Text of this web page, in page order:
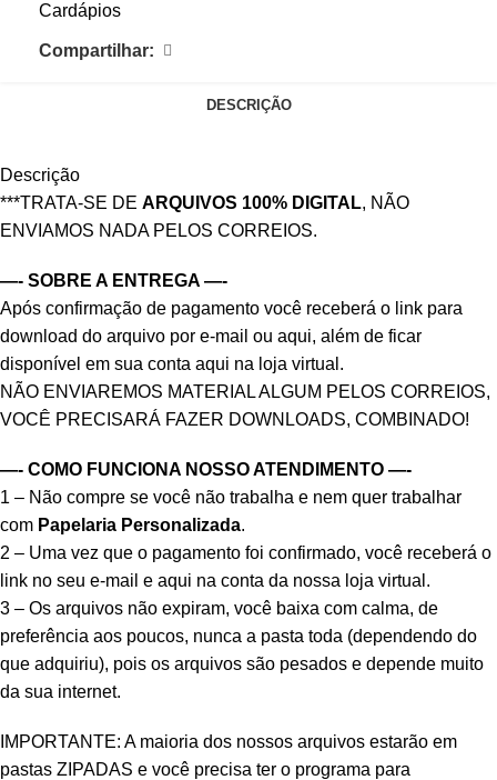
Cardápios
Compartilhar:
DESCRIÇÃO
Descrição
***TRATA-SE DE ARQUIVOS 100% DIGITAL, NÃO
ENVIAMOS NADA PELOS CORREIOS.
—- SOBRE A ENTREGA —-
Após confirmação de pagamento você receberá o link para
download do arquivo por e-mail ou aqui, além de ficar
disponível em sua conta aqui na loja virtual.
NÃO ENVIAREMOS MATERIAL ALGUM PELOS CORREIOS,
VOCÊ PRECISARÁ FAZER DOWNLOADS, COMBINADO!
—- COMO FUNCIONA NOSSO ATENDIMENTO —-
1 – Não compre se você não trabalha e nem quer trabalhar
com Papelaria Personalizada.
2 – Uma vez que o pagamento foi confirmado, você receberá o
link no seu e-mail e aqui na conta da nossa loja virtual.
3 – Os arquivos não expiram, você baixa com calma, de
preferência aos poucos, nunca a pasta toda (dependendo do
que adquiriu), pois os arquivos são pesados e depende muito
da sua internet.
IMPORTANTE: A maioria dos nossos arquivos estarão em
pastas ZIPADAS e você precisa ter o programa para